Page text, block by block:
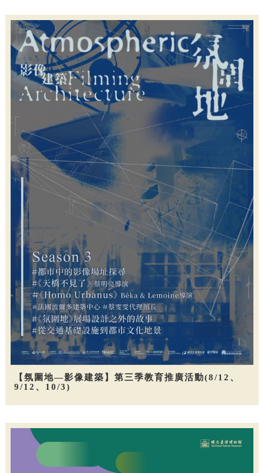
【氛圍地—影像建築】第三季教育推廣活動(8/12、
9/12、10/3)